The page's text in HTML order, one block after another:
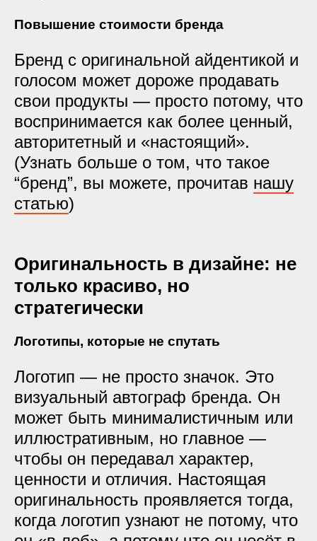
Повышение стоимости бренда
Бренд с оригинальной айдентикой и
голосом может дороже продавать
свои продукты — просто потому, что
воспринимается как более ценный,
авторитетный и «настоящий».
(Узнать больше о том, что такое
“бренд”, вы можете, прочитав нашу
статью)
Оригинальность в дизайне: не
только красиво, но
стратегически
Логотипы, которые не спутать
Логотип — не просто значок. Это
визуальный автограф бренда. Он
может быть минималистичным или
иллюстративным, но главное —
чтобы он передавал характер,
ценности и отличия. Настоящая
оригинальность проявляется тогда,
когда логотип узнают не потому, что